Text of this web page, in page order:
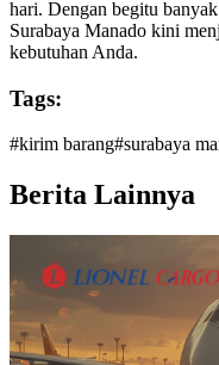
hari. Dengan begitu
Surabaya Manado kini
kebutuhan Anda.
Tags:
#kirim barang#surabaya
Berita Lainnya